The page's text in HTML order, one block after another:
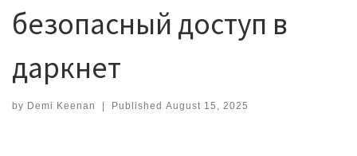
безопасный доступ в
даркнет
by Demi Keenan | Published August 15, 2025